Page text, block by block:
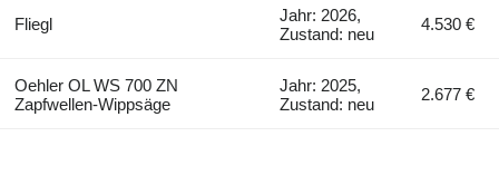
Fliegl
Jahr: 2026,
Zustand: neu
4.530 €
Oehler OL WS 700 ZN
Zapfwellen-Wippsäge
Jahr: 2025,
Zustand: neu
2.677 €